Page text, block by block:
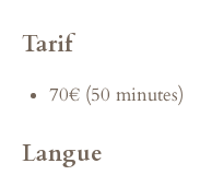
Tarif
70€ (50 minutes)
Langue